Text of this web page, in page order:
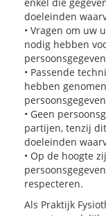
doeleinden
• Vragen om uw
nodig hebben
• Passende
hebben
• Geen
partijen, tenzij
doeleinden
• Op de hoogte
respecteren.
Als Praktijk